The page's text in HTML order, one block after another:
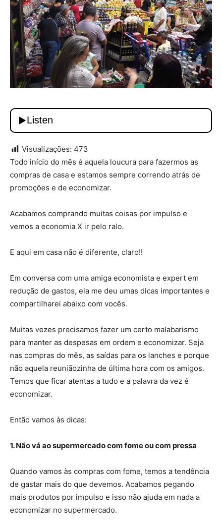
Visualizações: 473
Todo início do mês é aquela loucura para fazermos as
compras de casa e estamos sempre correndo atrás de
promoções e de economizar.
Acabamos comprando muitas coisas por impulso e
vemos a economia X ir pelo ralo.
E aqui em casa não é diferente, claro!!
Em conversa com uma amiga economista e expert em
redução de gastos, ela me deu umas dicas importantes e
compartilharei abaixo com vocês.
Muitas vezes precisamos fazer um certo malabarismo
para manter as despesas em ordem e economizar. Seja
nas compras do mês, as saídas para os lanches e porque
não aquela reuniãozinha de última hora com os amigos.
Temos que ficar atentas a tudo e a palavra da vez é
economizar.
Então vamos às dicas:
1. Não vá ao supermercado com fome ou com pressa
Quando vamos às compras com fome, temos a tendência
de gastar mais do que devemos. Acabamos pegando
mais produtos por impulso e isso não ajuda em nada a
economizar no supermercado.